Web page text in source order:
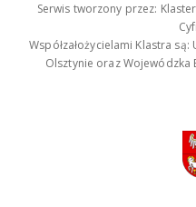
Serwis tworzony przez:
Współzałożycielami Klastra
Olsztynie oraz Wojewódzka